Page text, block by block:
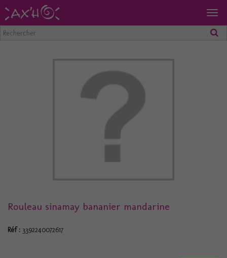
Rouleau sinamay bananier mandarine
Réf : 3392240072617